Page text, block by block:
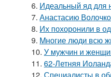
6. Идеальный яд для
7. Анастасию
8. Их похоронили в
9. Mногие люди всю
10. У мужчин и
11. 62-Летняя